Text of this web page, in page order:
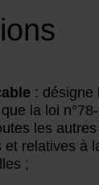
: désigne
la loi
les
et relatives à
;